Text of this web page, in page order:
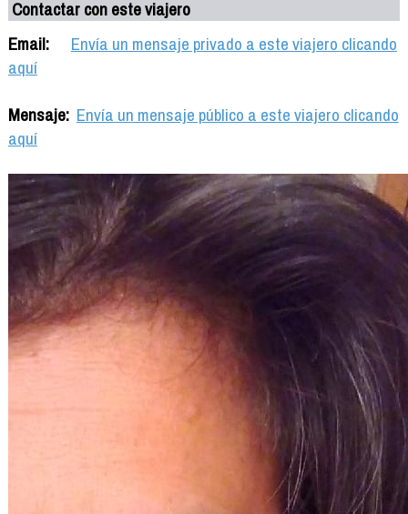
Contactar con este viajero
Email:
Envía un mensaje privado a este viajero clicando
aquí
Mensaje: Envía un mensaje público a este viajero clicando
aquí